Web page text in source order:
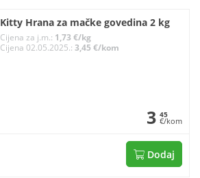
Kitty Hrana za mačke govedina 2 kg
Cijena za j.m.: 1,73 €/kg
Cijena 02.05.2025.: 3,45 €/kom
3 45
€/kom
Dodaj